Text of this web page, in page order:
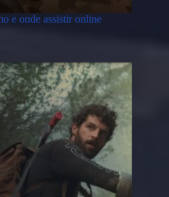
e onde assistir online